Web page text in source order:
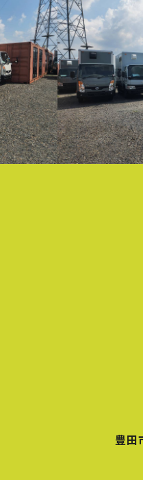
豊田